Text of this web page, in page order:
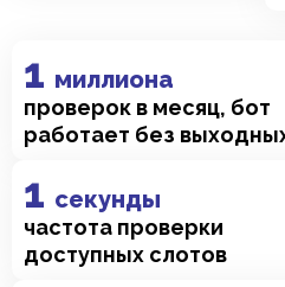
проверок в месяц, бот
работает без
1 миллиона
частота проверки
доступных слотов
1 секунды